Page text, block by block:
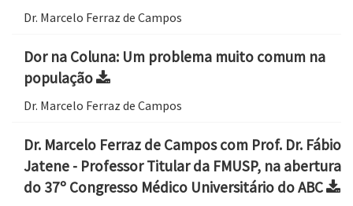
Dr. Marcelo Ferraz de Campos
Dor na Coluna: Um problema muito comum na
população
Dr. Marcelo Ferraz de Campos
Dr. Marcelo Ferraz de Campos com Prof. Dr. Fábio
Jatene - Professor Titular da FMUSP, na abertura
do 37º Congresso Médico Universitário do ABC